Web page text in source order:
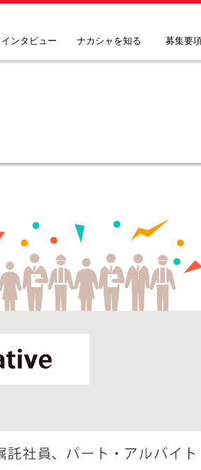
インタビュー ナカシャを知る 募集要